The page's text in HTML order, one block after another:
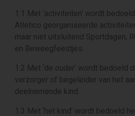
1.1 Met ‘activiteiten’ wordt
Atletico georganiseerde
maar niet uitsluitend Sportdagen,
en Beweegfeestjes.
1.2 Met ‘de ouder’ wordt bedoeld
verzorger of begeleider van het
deelnemende kind.
1.3 Met ‘het kind’ wordt bedoeld